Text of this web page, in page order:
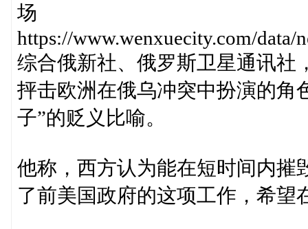
场
https://www.wenxuecity.com/data/
综合俄新社、俄罗斯卫星通讯社
抨击欧洲在俄乌冲突中扮演的角
子”的贬义比喻。
他称，西方认为能在短时间内摧
了前美国政府的这项工作，希望